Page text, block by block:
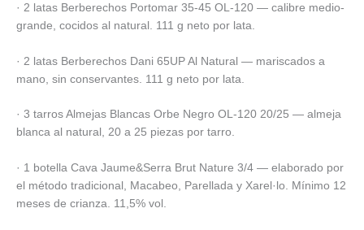
· 2 latas Berberechos Portomar 35-45 OL-120 — calibre medio-
grande, cocidos al natural. 111 g neto por lata.
· 2 latas Berberechos Dani 65UP Al Natural — mariscados a
mano, sin conservantes. 111 g neto por lata.
· 3 tarros Almejas Blancas Orbe Negro OL-120 20/25 — almeja
blanca al natural, 20 a 25 piezas por tarro.
· 1 botella Cava Jaume&Serra Brut Nature 3/4 — elaborado por
el método tradicional, Macabeo, Parellada y Xarel·lo. Mínimo 12
meses de crianza. 11,5% vol.